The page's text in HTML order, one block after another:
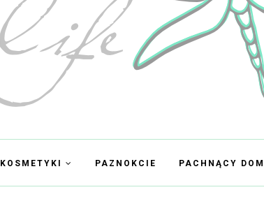
KOSMETYKI PAZNOKCIE PACHNĄCY DOM